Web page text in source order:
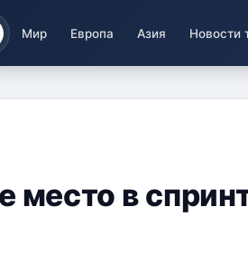
Мир Европа Азия Новости
место в